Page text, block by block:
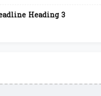
Heading 3